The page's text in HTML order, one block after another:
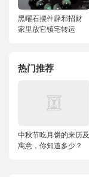
黑曜石摆件辟邪招财
家里放它镇宅转运
热门推荐
中秋节吃月饼的来历及
寓意，你知道多少？